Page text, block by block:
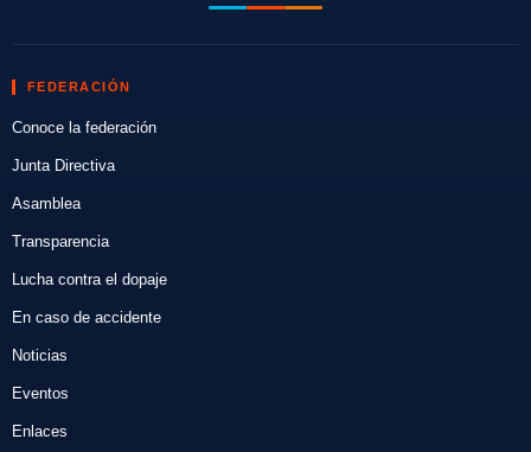
FEDERACIÓN
Conoce la federación
Junta Directiva
Asamblea
Transparencia
Lucha contra el dopaje
En caso de accidente
Noticias
Eventos
Enlaces